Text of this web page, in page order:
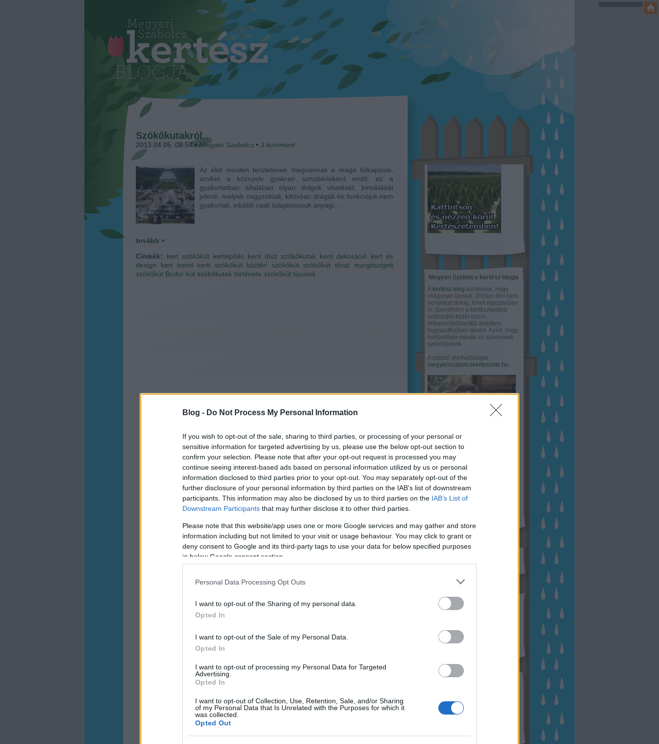
Blog - Do Not Process My Personal Information
If you wish to opt-out of the sale, sharing to third parties, or processing of your personal or
sensitive information for targeted advertising by us, please use the below opt-out section to
confirm your selection. Please note that after your opt-out request is processed you may
continue seeing interest-based ads based on personal information utilized by us or personal
information disclosed to third parties prior to your opt-out. You may separately opt-out of the
further disclosure of your personal information by third parties on the IAB’s list of downstream
participants. This information may also be disclosed by us to third parties on the IAB’s List of
Downstream Participants that may further disclose it to other third parties.
Please note that this website/app uses one or more Google services and may gather and store
information including but not limited to your visit or usage behaviour. You may click to grant or
deny consent to Google and its third-party tags to use your data for below specified purposes
in below Google consent section.
Personal Data Processing Opt Outs
I want to opt-out of the Sharing of my personal data.
Opted In
I want to opt-out of the Sale of my Personal Data.
Opted In
I want to opt-out of processing my Personal Data for Targeted
Advertising.
Opted In
I want to opt-out of Collection, Use, Retention, Sale, and/or Sharing
of my Personal Data that Is Unrelated with the Purposes for which it
was collected.
Opted Out
Szökőkutakról...
2013.04.05. 08:57 • Megyeri Szabolcs • 3 komment
Az élet minden területének megvannak a maga túlkapásai,
amiket a köznyelv gyakran sznobériaként említ, ez a
gyakorlatban általában olyan dolgok viselését, birtoklását
jelenti, melyek nagyzolóak, kihívóan drágák és funkciójuk nem
gyakorlati, inkább csak tulajdonosuk anyagi…
tovább »
Címkék: kert szökőkút kertépítés kerti dísz szökőkutak kerti dekoráció
kert és
design
kert trend kerti szökőkút köztéri szökőkút szökőkút divat
margitszigeti
szökőkút Bodor kút szökőkutak története szökőkút típusok
Megyeri Szabolcs kertész blogja
A kertész blog küldetése, hogy
világosan lássuk: Zölden élni nem
bonyolult dolog, lehet egyszerűen
is. Szeretném a kertészkedést
számodra közel hozni,
felhasználóbaráttá alakítani,
fogyaszthatóan tálalni. Azért, hogy
kertünkben mesék és szerelmek
szövődjenek.
A szerző elérhetőségei:
megyeriszabolcskerteszete.hu
Kövessen Facebookon
Keresés
Kertészete
Hírlevél feliratkozás
Youtube csatornám